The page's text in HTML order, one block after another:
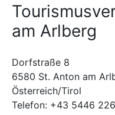
am Arlberg
Dorfstraße 8
6580 St. Anton am
Österreich/Tirol
Telefon: +43 5446